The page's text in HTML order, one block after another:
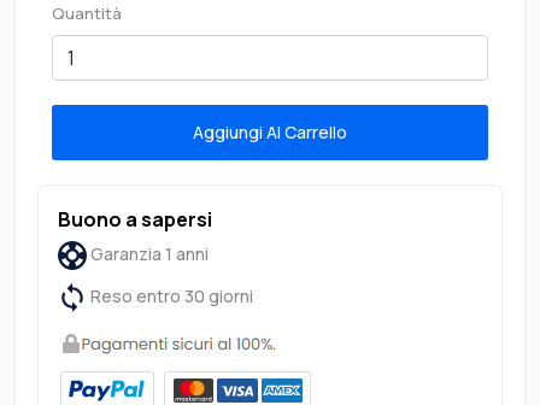
Quantità
Aggiungi Al Carrello
Buono a sapersi
Garanzia 1 anni
Reso entro 30 giorni